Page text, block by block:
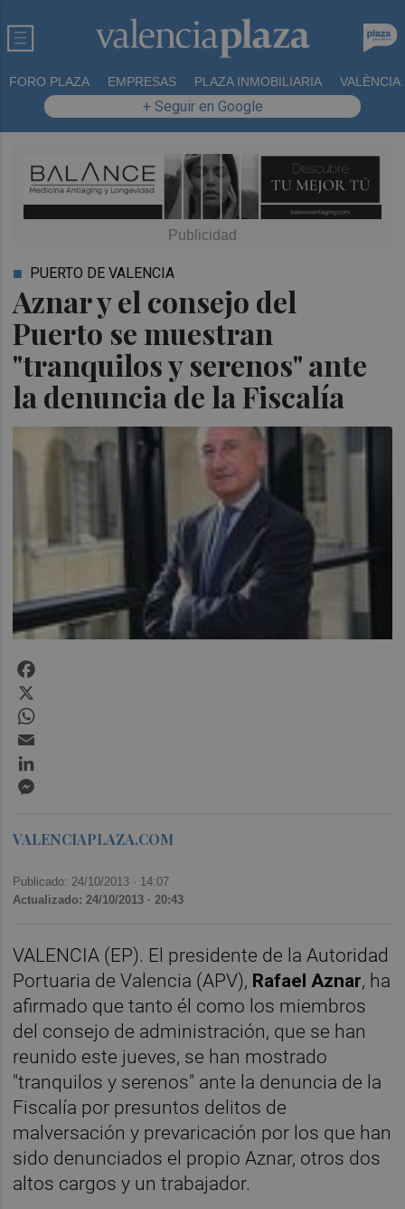
FORO PLAZA EMPRESAS PLAZA INMOBILIARIA VALÈNCIA
+ Seguir en Google
Aznar y el consejo del
Puerto se muestran
"tranquilos y serenos" ante
la denuncia de la Fiscalía
PUERTO DE VALENCIA
VALENCIAPLAZA.COM
Publicado: 24/10/2013 · 14:07
Actualizado: 24/10/2013 · 20:43
VALENCIA (EP). El presidente de la Autoridad
Portuaria de Valencia (APV), Rafael Aznar, ha
afirmado que tanto él como los miembros
del consejo de administración, que se han
reunido este jueves, se han mostrado
"tranquilos y serenos" ante la denuncia de la
Fiscalía por presuntos delitos de
malversación y prevaricación por los que han
sido denunciados el propio Aznar, otros dos
altos cargos y un trabajador.